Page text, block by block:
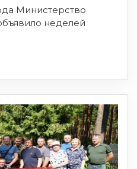
Министерство
неделей